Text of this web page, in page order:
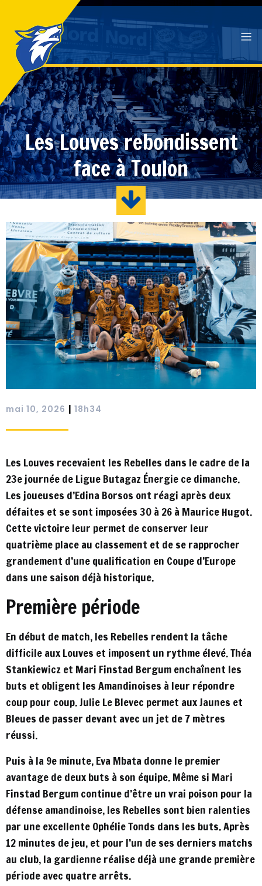
Les Louves rebondissent
face à Toulon
mai 10, 2026 | 18h34
Les Louves recevaient les Rebelles dans le cadre de la
23e journée de Ligue Butagaz Énergie ce dimanche.
Les joueuses d’Edina Borsos ont réagi après deux
défaites et se sont imposées 30 à 26 à Maurice Hugot.
Cette victoire leur permet de conserver leur
quatrième place au classement et de se rapprocher
grandement d’une qualification en Coupe d’Europe
dans une saison déjà historique.
Première période
En début de match, les Rebelles rendent la tâche
difficile aux Louves et imposent un rythme élevé. Théa
Stankiewicz et Mari Finstad Bergum enchaînent les
buts et obligent les Amandinoises à leur répondre
coup pour coup. Julie Le Blevec permet aux Jaunes et
Bleues de passer devant avec un jet de 7 mètres
réussi.
Puis à la 9e minute, Eva Mbata donne le premier
avantage de deux buts à son équipe. Même si Mari
Finstad Bergum continue d’être un vrai poison pour la
défense amandinoise, les Rebelles sont bien ralenties
par une excellente Ophélie Tonds dans les buts. Après
12 minutes de jeu, et pour l’un de ses derniers matchs
au club, la gardienne réalise déjà une grande première
période avec quatre arrêts.